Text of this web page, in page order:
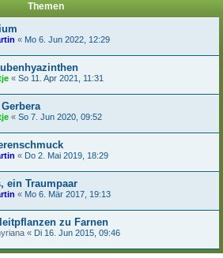
Themen
« Mo 6. Jun 2022, 12:29
« So 11. Apr 2021, 11:31
« So 7. Jun 2020, 09:52
« Do 2. Mai 2019, 18:29
ein Traumpaar
« Mo 6. Mär 2017, 19:13
zu Farnen
« Di 16. Jun 2015, 09:46